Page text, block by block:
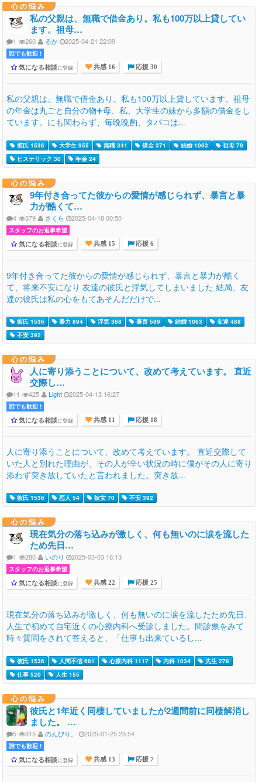
心の悩み
私の父親は、無職で借金あり。私も100万以上貸してい
ます。祖母…
1 260 るか 2025-04-21 22:09
誰でも歓迎 !
気になる相談に登録 共感 16 応援 30
私の父親は、無職で借金あり。私も100万以上貸しています。祖母
の年金は丸ごと自分の物➕母、私、大学生の妹から多額の借金をし
ています。にも関わらず、毎晩晩酌、タバコは...
彼氏 1536 大学生 955 無職 341 借金 371 結婚 1063
祖母 79
ヒステリック 30
年金 24
心の悩み
9年付き合ってた彼からの愛情が感じられず、暴言と暴
力が酷くて…
4 379 さくら 2025-04-18 00:50
スタッフのお返事希望
気になる相談に登録 共感 15 応援 6
9年付き合ってた彼からの愛情が感じられず、暴言と暴力が酷く
て、将来不安になり 友達の彼氏と浮気してしまいました 結局、友
達の彼氏は私の心をもてあそんだだけで...
彼氏 1536 暴力 894 浮気 368 暴言 589 結婚 1063
友達 488
不安 392
心の悩み
人に寄り添うことについて、改めて考えています。 直近
交際し…
11 425 Light 2025-04-13 16:27
誰でも歓迎 !
気になる相談に登録 共感 11 応援 18
人に寄り添うことについて、改めて考えています。 直近交際して
いた人と別れた理由が、その人が辛い状況の時に僕がその人に寄り
添わず突き放していたと言われました。突き放...
彼氏 1536 恋人 54 彼女 70 不安 392
心の悩み
現在気分の落ち込みが激しく、何も無いのに涙を流した
ため先日…
1 280 いのり 2025-03-03 16:13
スタッフのお返事希望
気になる相談に登録 共感 22 応援 25
現在気分の落ち込みが激しく、何も無いのに涙を流したため先日、
人生で初めて自宅近くの心療内科へ受診しました。問診票をみて
時々質問をされて答えると、「仕事も出来ているし...
彼氏 1536 人間不信 681 心療内科 1117 内科 1034
先生 278
仕事 520
人生 155
心の悩み
彼氏と1年近く同棲していましたが2週間前に同棲解消し
ました。 …
5 315 のんびり。 2025-01-25 23:54
誰でも歓迎 !
気になる相談に登録 共感 13 応援 7